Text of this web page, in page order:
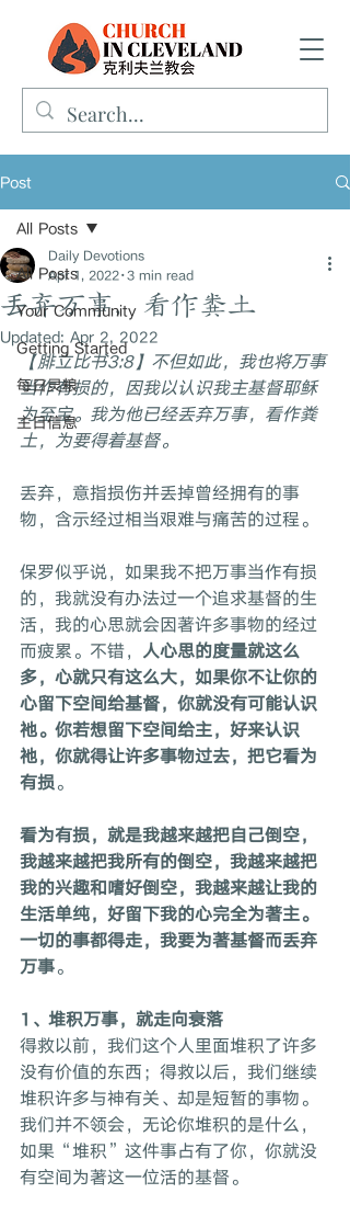
Post
All Posts
Your Community
Getting Started
每日灵粮
主日信息
All Posts
丢弃万事，看作粪土
Daily Devotions
Apr 1, 2022 3 min read
Updated: Apr 2, 2022
【腓立比书3:8】不但如此，我也将万事
当作有损的，因我以认识我主基督耶稣
为至宝。我为他已经丢弃万事，看作粪
土，为要得着基督。
丢弃，意指损伤并丢掉曾经拥有的事
物，含示经过相当艰难与痛苦的过程。
保罗似乎说，如果我不把万事当作有损
的，我就没有办法过一个追求基督的生
活，我的心思就会因著许多事物的经过
而疲累。不错， 人心思的度量就这么
多，心就只有这么大，如果你不让你的
心留下空间给基督，你就没有可能认识
祂。你若想留下空间给主，好来认识
祂，你就得让许多事物过去，把它看为
有损。
看为有损，就是我越来越把自己倒空，
我越来越把我所有的倒空，我越来越把
我的兴趣和嗜好倒空，我越来越让我的
生活单纯，好留下我的心完全为著主。
一切的事都得走，我要为著基督而丢弃
万事。
1、堆积万事，就走向衰落
得救以前，我们这个人里面堆积了许多
没有价值的东西；得救以后，我们继续
堆积许多与神有关、却是短暂的事物。
我们并不领会，无论你堆积的是什么，
如果“堆积”这件事占有了你，你就没
有空间为著这一位活的基督。